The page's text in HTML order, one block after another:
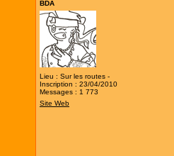
BDA
Lieu : Sur les routes -
Inscription : 23/04/2010
Messages : 1 773
Site Web